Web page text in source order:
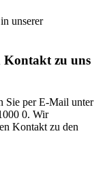
unserer
Kontakt zu uns
Sie per E-Mail unter
0. Wir
Kontakt zu den